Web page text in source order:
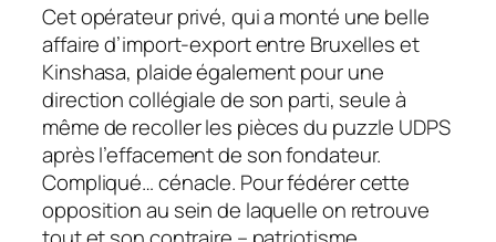
Cet opérateur privé, qui a monté une belle
affaire d’import-export entre Bruxelles et
Kinshasa, plaide également pour une
direction collégiale de son parti, seule à
même de recoller les pièces du puzzle UDPS
après l’effacement de son fondateur.
Compliqué… cénacle. Pour fédérer cette
opposition au sein de laquelle on retrouve